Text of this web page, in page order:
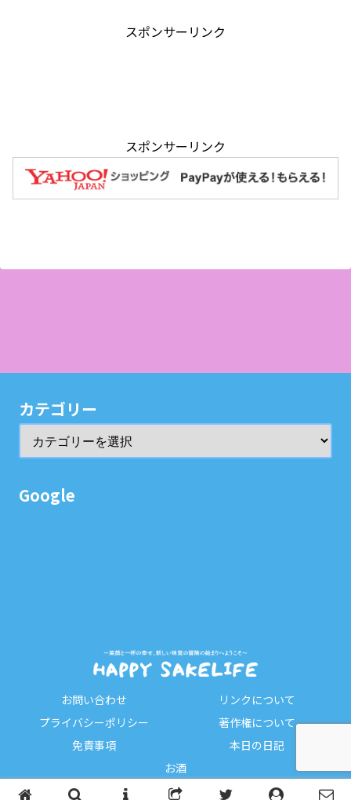
スポンサーリンク
スポンサーリンク
カテゴリー
Google
お問い合わせ
リンクについて
プライバシーポリシー
著作権について
免責事項
本日の日記
お酒
Copyright © 2023-2026 HAPPY SAKELIFE All Rights Reserved.